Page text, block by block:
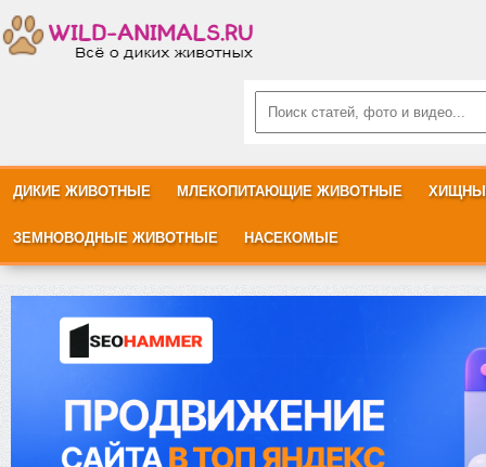
ДИКИЕ ЖИВОТНЫЕ МЛЕКОПИТАЮЩИЕ ЖИВОТНЫЕ
ЗЕМНОВОДНЫЕ ЖИВОТНЫЕ НАСЕКОМЫЕ